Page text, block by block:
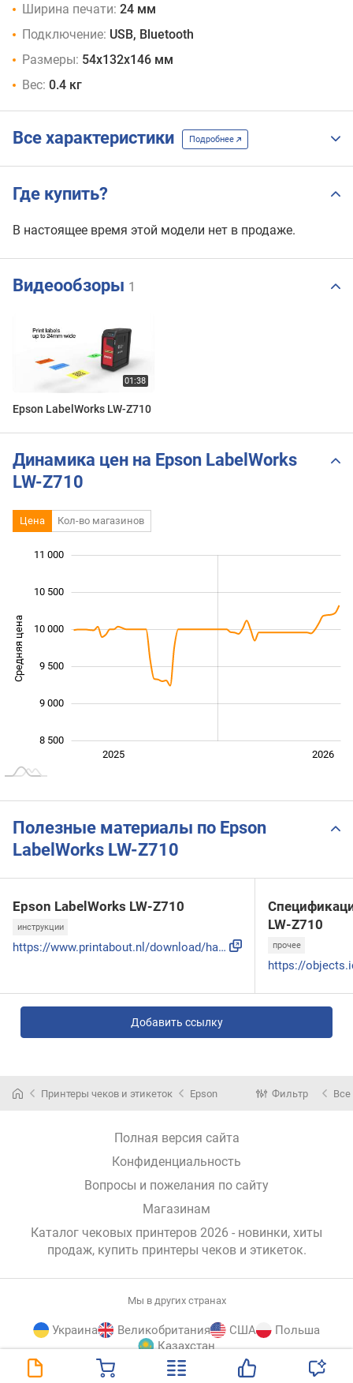
Ширина печати: 24 мм
Подключение: USB, Bluetooth
Размеры: 54x132x146 мм
Вес: 0.4 кг
Все характеристики Подробнее
Где купить?
В настоящее время этой модели нет в продаже.
Видеообзоры 1
Epson LabelWorks LW-Z710
Динамика цен на Epson LabelWorks
LW-Z710
Цена Кол-во магазинов
Средняя цена
8 500
9 000
9 500
10 000
10 500
11 000
2026
2025
Полезные материалы по Epson
LabelWorks LW-Z710
Epson LabelWorks LW-Z710
инструкции
https://www.printabout.nl/download/handleiding/1144911/Epso...
LW-Z710
прочее
Добавить ссылку
Принтеры чеков и этикеток Epson Фильтр
Полная версия сайта
Конфиденциальность
Вопросы и пожелания по сайту
Магазинам
Каталог чековых принтеров 2026 - новинки, хиты
продаж, купить принтеры чеков и этикеток.
Мы в других странах
Украина Великобритания США
Польша
Казахстан